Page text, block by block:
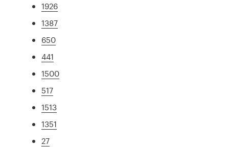
1926
1387
650
441
1500
517
1513
1351
27